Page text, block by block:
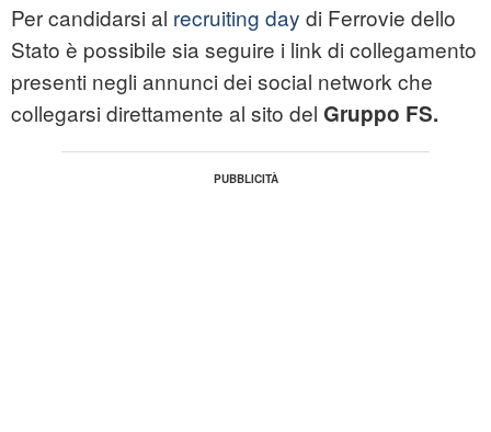
Per candidarsi al recruiting day di Ferrovie dello
Stato è possibile sia seguire i link di collegamento
presenti negli annunci dei social network che
collegarsi direttamente al sito del Gruppo FS.